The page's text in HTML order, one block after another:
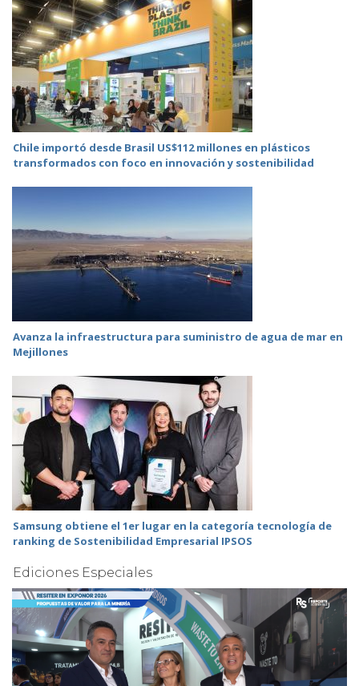
Chile importó desde Brasil US$112 millones en plásticos
transformados con foco en innovación y sostenibilidad
Avanza la infraestructura para suministro de agua de mar en
Mejillones
Samsung obtiene el 1er lugar en la categoría tecnología de
ranking de Sostenibilidad Empresarial IPSOS
Ediciones Especiales